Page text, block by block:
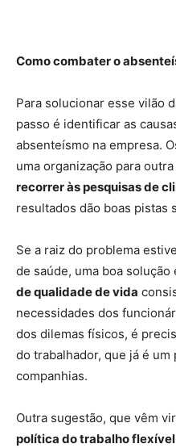
Como combater o
Para solucionar esse vilão
passo é identificar as
absenteísmo na empresa.
uma organização para
recorrer às pesquisas de
resultados dão boas pistas
Se a raiz do problema
de saúde, uma boa solução
de qualidade de vida
necessidades dos
dos dilemas físicos, é
do trabalhador, que já é
companhias.
Outra sugestão, que vêm
política do trabalho flexível